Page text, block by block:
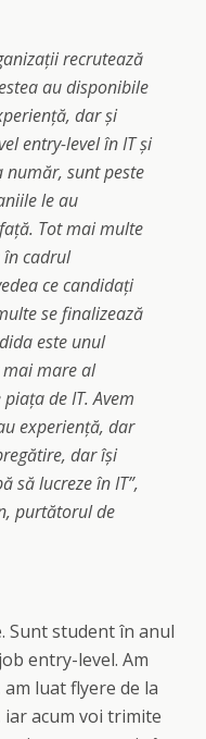
recrutează
au disponibile
dar și
entry-level în IT și
sunt peste
le au
Tot mai multe
în cadrul
ce candidați
se finalizează
este unul
mare al
de IT. Avem
experiență, dar
dar își
să lucreze în IT”,
purtătorul de
Sunt student în anul
entry-level. Am
luat flyere de la
acum voi trimite